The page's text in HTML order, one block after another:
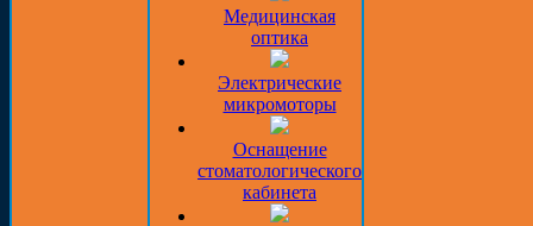
Медицинская
оптика
Электрические
микромоторы
Оснащение
стоматологического
кабинета